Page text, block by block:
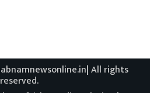
All rights
reserved.